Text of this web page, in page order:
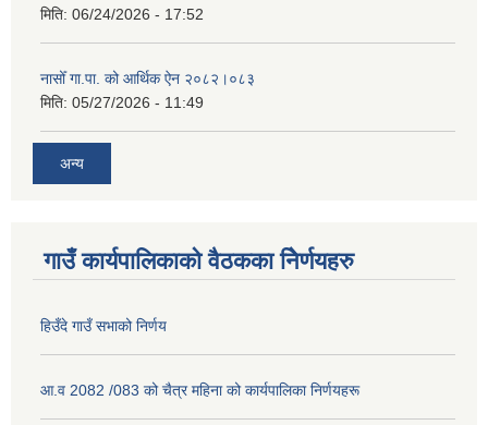
मिति: 06/24/2026 - 17:52
नासोँ गा.पा. को आर्थिक ऐन २०८२।०८३
मिति: 05/27/2026 - 11:49
अन्य
गाउँ कार्यपालिकाको वैठकका निेर्णयहरु
हिउँदे गाउँ सभाको निर्णय
आ.व 2082 /083 को चैत्र महिना को कार्यपालिका निर्णयहरू